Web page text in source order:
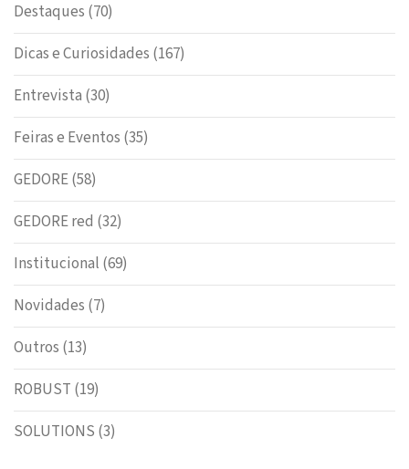
Destaques (70)
Dicas e Curiosidades (167)
Entrevista (30)
Feiras e Eventos (35)
GEDORE(58)
GEDORE red (32)
Institucional (69)
Novidades (7)
Outros (13)
ROBUST (19)
SOLUTIONS (3)